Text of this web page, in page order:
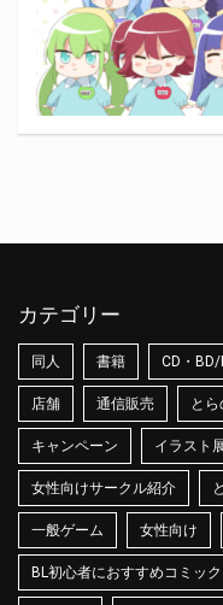
カテゴリー
同人 書籍 CD・BD/
店舗 通信販売 と
キャンペーン イラスト
女性向けサークル紹介
一般ゲーム 女性向け
BL初心者におすすめコミック